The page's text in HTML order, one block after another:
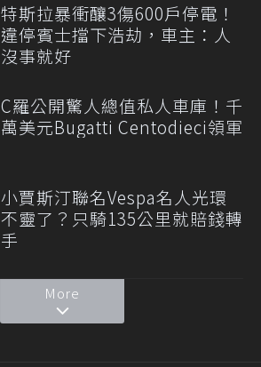
特斯拉暴衝釀3傷600戶停電！
違停賓士擋下浩劫，車主：人
沒事就好
C羅公開驚人總值私人車庫！千
萬美元Bugatti Centodieci領軍
小賈斯汀聯名Vespa名人光環
不靈了？只騎135公里就賠錢轉
手
More